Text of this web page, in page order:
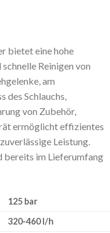
bietet eine hohe
Reinigen von
am
des Schlauchs,
von Zubehör,
ermöglicht effizientes
Leistung.
bereits im Lieferumfang
125 bar
320-460 l/h